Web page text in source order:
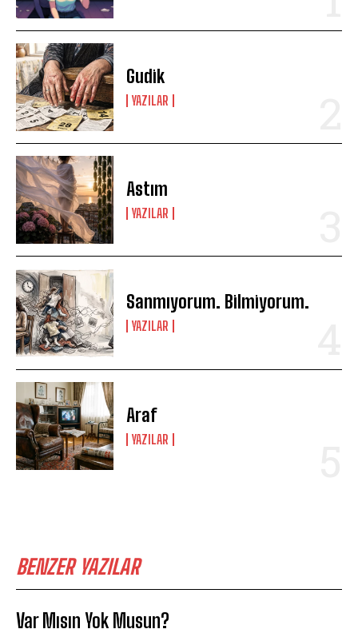
Gudik
YAZILAR
Astım
YAZILAR
Sanmıyorum. Bilmiyorum.
YAZILAR
Araf
YAZILAR
BENZER YAZILAR
Var Mısın Yok Musun?